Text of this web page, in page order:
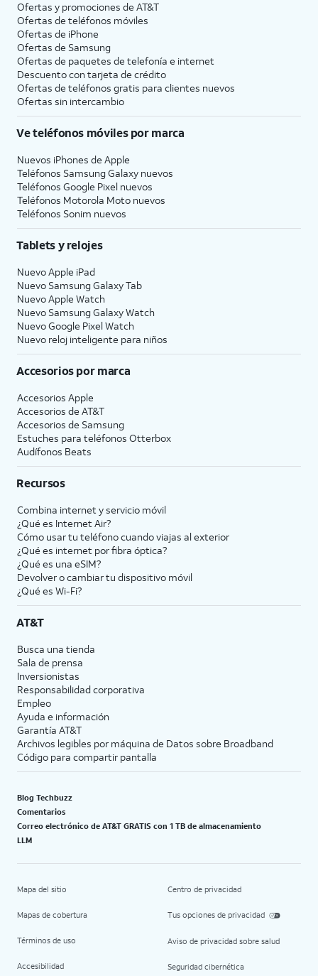
Ofertas y promociones de AT&T
Ofertas de teléfonos móviles
Ofertas de iPhone
Ofertas de Samsung
Ofertas de paquetes de telefonía e internet
Descuento con tarjeta de crédito
Ofertas de teléfonos gratis para clientes nuevos
Ofertas sin intercambio
Ve teléfonos móviles por marca
Nuevos iPhones de Apple
Teléfonos Samsung Galaxy nuevos
Teléfonos Google Pixel nuevos
Teléfonos Motorola Moto nuevos
Teléfonos Sonim nuevos
Tablets y relojes
Nuevo Apple iPad
Nuevo Samsung Galaxy Tab
Nuevo Apple Watch
Nuevo Samsung Galaxy Watch
Nuevo Google Pixel Watch
Nuevo reloj inteligente para niños
Accesorios por marca
Accesorios Apple
Accesorios de AT&T
Accesorios de Samsung
Estuches para teléfonos Otterbox
Audífonos Beats
Recursos
Combina internet y servicio móvil
¿Qué es Internet Air?
Cómo usar tu teléfono cuando viajas al exterior
¿Qué es internet por fibra óptica?
¿Qué es una eSIM?
Devolver o cambiar tu dispositivo móvil
¿Qué es Wi-Fi?
AT&T
Busca una tienda
Sala de prensa
Inversionistas
Responsabilidad corporativa
Empleo
Ayuda e información
Garantía AT&T
Archivos legibles por máquina de Datos sobre Broadband
Código para compartir pantalla
Blog Techbuzz
Comentarios
Correo electrónico de AT&T GRATIS con 1 TB de almacenamiento
LLM
Mapa del sitio
Mapas de cobertura
Términos de uso
Accesibilidad
Centro de privacidad
Tus opciones de privacidad
Aviso de privacidad sobre salud
Seguridad cibernética